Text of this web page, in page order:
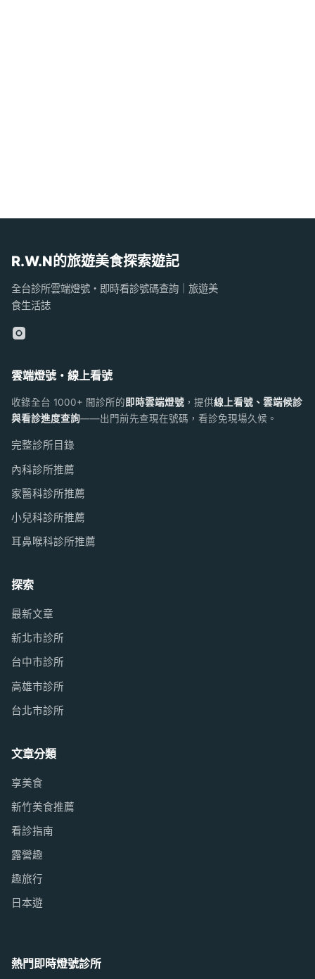
R.W.N的旅遊美食探索遊記
全台診所雲端燈號・即時看診號碼查詢｜旅遊美
食生活誌
雲端燈號・線上看號
收錄全台 1000+ 間診所的即時雲端燈號 ，提供線上看號、雲端候診
與看診進度查詢——出門前先查現在號碼，看診免現場久候。
完整診所目錄
內科診所推薦
家醫科診所推薦
小兒科診所推薦
耳鼻喉科診所推薦
探索
最新文章
新北市診所
台中市診所
高雄市診所
台北市診所
文章分類
享美食
新竹美食推薦
看診指南
露營趣
趣旅行
日本遊
熱門即時燈號診所